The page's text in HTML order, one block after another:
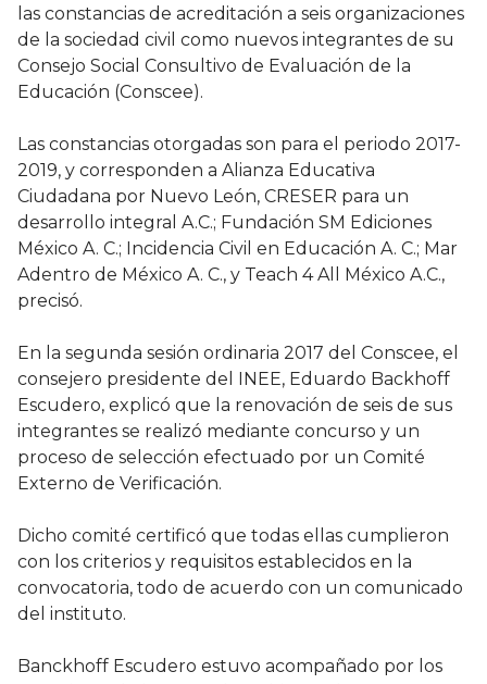
las constancias de acreditación a seis organizaciones
de la sociedad civil como nuevos integrantes de su
Consejo Social Consultivo de Evaluación de la
Educación (Conscee).
Las constancias otorgadas son para el periodo 2017-
2019, y corresponden a Alianza Educativa
Ciudadana por Nuevo León, CRESER para un
desarrollo integral A.C.; Fundación SM Ediciones
México A. C.; Incidencia Civil en Educación A. C.; Mar
Adentro de México A. C., y Teach 4 All México A.C.,
precisó.
En la segunda sesión ordinaria 2017 del Conscee, el
consejero presidente del INEE, Eduardo Backhoff
Escudero, explicó que la renovación de seis de sus
integrantes se realizó mediante concurso y un
proceso de selección efectuado por un Comité
Externo de Verificación.
Dicho comité certificó que todas ellas cumplieron
con los criterios y requisitos establecidos en la
convocatoria, todo de acuerdo con un comunicado
del instituto.
Banckhoff Escudero estuvo acompañado por los